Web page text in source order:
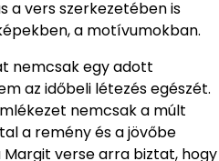
a vers szerkezetében is
a motívumokban.
nemcsak egy adott
az időbeli létezés egészét.
nemcsak a múlt
a remény és a jövőbe
verse arra biztat, hogy